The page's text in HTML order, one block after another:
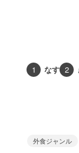
1 なす 2
外食ジャンル